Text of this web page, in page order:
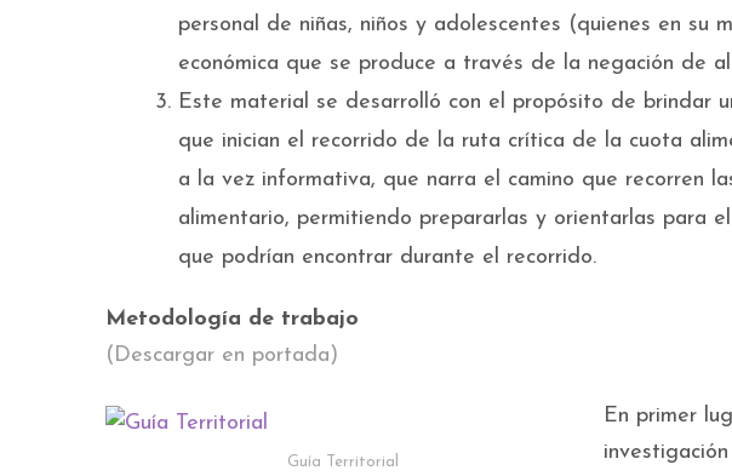
personal de niñas, niños y adolescentes (quienes en su
económica que se produce a través de la negación de
Este material se desarrolló con el propósito de brindar
que inician el recorrido de la ruta crítica de la cuota
a la vez informativa, que narra el camino que recorren
alimentario, permitiendo prepararlas y orientarlas para
que podrían encontrar durante el recorrido.
Metodología de trabajo
(Descargar en portada)
Guía Territorial
En primer